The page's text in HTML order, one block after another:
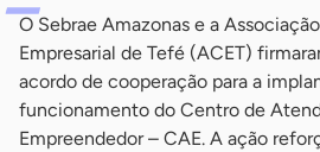
O Sebrae Amazonas e a
Empresarial de Tefé (ACET)
acordo de cooperação para a
funcionamento do Centro de
Empreendedor – CAE. A ação